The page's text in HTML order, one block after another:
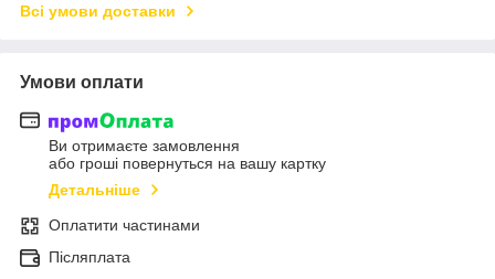
Всі умови доставки
Умови оплати
Ви отримаєте замовлення
або гроші повернуться на вашу картку
Детальніше
Оплатити частинами
Післяплата